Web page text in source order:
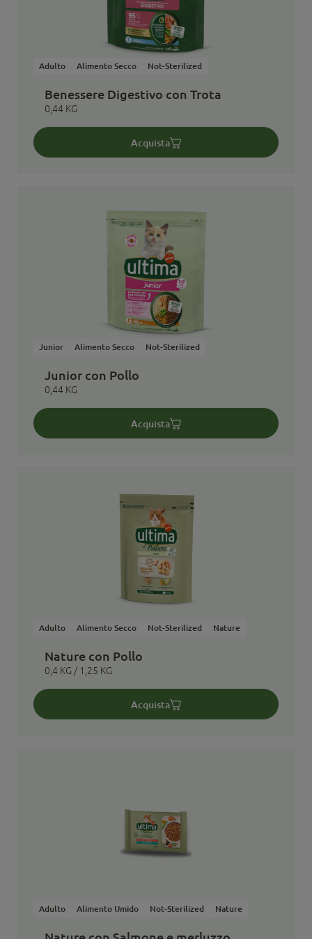
Adulto Alimento Secco Not-Sterilized
Benessere Digestivo con Trota
0,44 KG
Acquista
Junior Alimento Secco Not-Sterilized
Junior con Pollo
0,44 KG
Acquista
Adulto Alimento Secco Not-Sterilized Nature
Nature con Pollo
0,4 KG / 1,25 KG
Acquista
Adulto Alimento Umido Not-Sterilized Nature